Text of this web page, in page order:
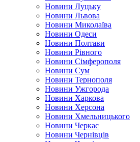
Новини Луцьку
Новини Львова
Новини Миколаїва
Новини Одеси
Новини Полтави
Новини Рівного
Новини Сімферополя
Новини Сум
Новини Тернополя
Новини Ужгорода
Новини Харкова
Новини Херсона
Новини Хмельницького
Новини Черкас
Новини Чернівців